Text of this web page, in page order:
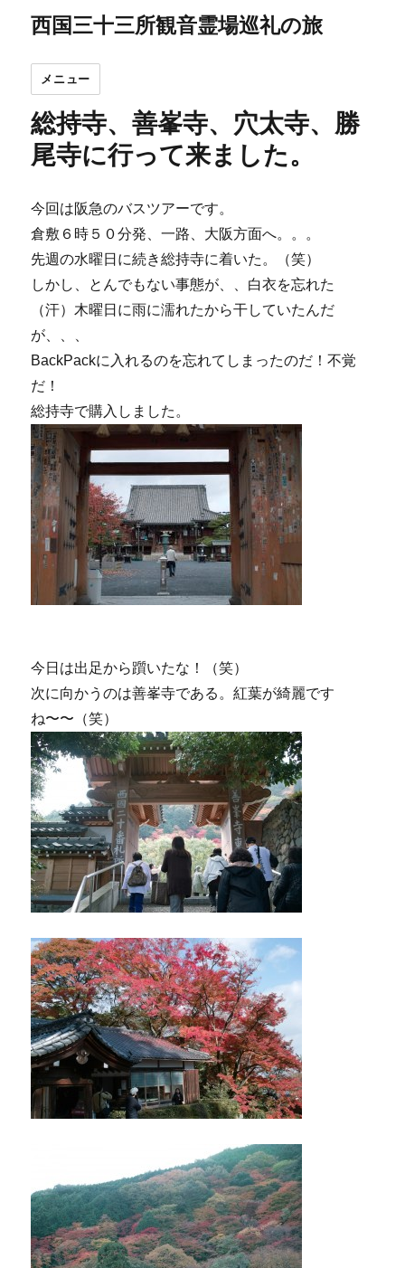
西国三十三所観音霊場巡礼の旅
メニュー
総持寺、善峯寺、穴太寺、勝
尾寺に行って来ました。
今回は阪急のバスツアーです。
倉敷６時５０分発、一路、大阪方面へ。。。
先週の水曜日に続き総持寺に着いた。（笑）
しかし、とんでもない事態が、、白衣を忘れた
（汗）木曜日に雨に濡れたから干していたんだ
が、、、
BackPackに入れるのを忘れてしまったのだ！不覚
だ！
総持寺で購入しました。
今日は出足から躓いたな！（笑）
次に向かうのは善峯寺である。紅葉が綺麗です
ね〜〜（笑）